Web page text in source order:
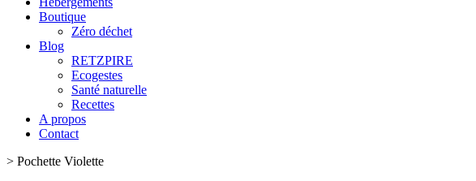
Boutique
Zéro déchet
Blog
RETZPIRE
Ecogestes
Santé naturelle
Recettes
A propos
Contact
> Pochette Violette